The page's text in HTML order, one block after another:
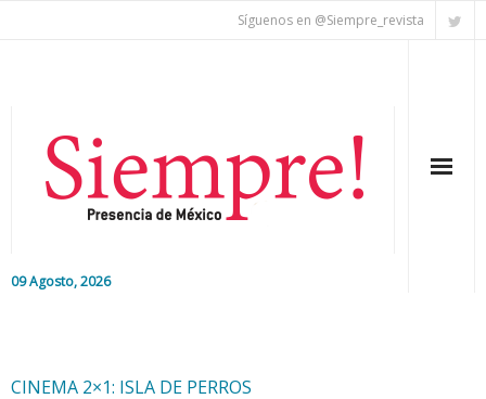
Síguenos en @Siempre_revista
09 Agosto, 2026
CINEMA 2×1: ISLA DE PERROS